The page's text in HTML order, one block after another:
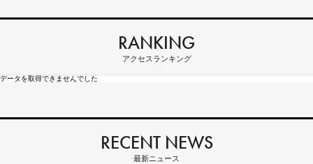
RANKING
アクセスランキング
データを取得できませんでした
RECENT NEWS
最新ニュース